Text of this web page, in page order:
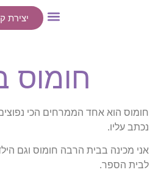
יצירת
חומוס
חומוס הוא אחד הממרחים הכי
נכתב עליו.
אני מכינה בבית הרבה חומוס וגם
לבית הספר.